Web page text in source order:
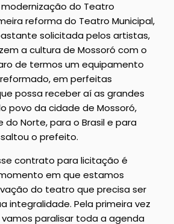
do Teatro
reforma do Teatro Municipal,
solicitada pelos artistas,
a cultura de Mossoró com o
de termos um equipamento
em perfeitas
possa receber aí as grandes
povo da cidade de Mossoró,
do Norte, para o Brasil e para
o prefeito.
contrato para licitação é
em que estamos
do teatro que precisa ser
integralidade. Pela primeira vez
vamos paralisar toda a agenda